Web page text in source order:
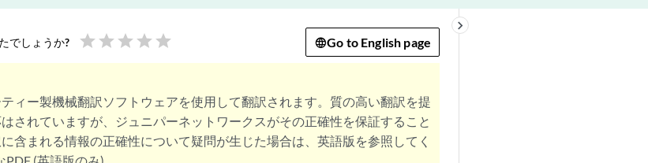
keyboard_arrow_right
でしょうか? star star star star star Go to English page
ィー製機械翻訳ソフトウェアを使用して翻訳されます。質の高い翻訳を提
されていますが、ジュニパーネットワークスがその正確性を保証すること
含まれる情報の正確性について疑問が生じた場合は、英語版を参照してく